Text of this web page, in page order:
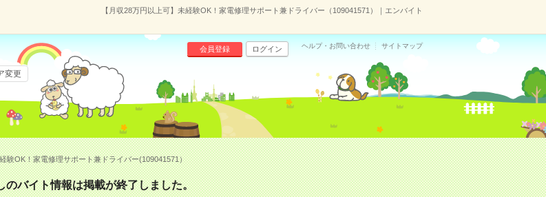
【月収28万円以上可】未経験OK！家電修理サポート兼ドライバー（109041571）｜エンバイト
会員登録 ログイン ヘルプ・お問い合わせ サイトマップ
変更
験OK！家電修理サポート兼ドライバー(109041571）
のバイト情報は掲載が終了しました。